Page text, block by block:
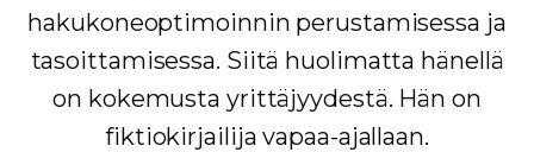
hakukoneoptimoinnin perustamisessa ja
tasoittamisessa. Siitä huolimatta hänellä
on kokemusta yrittäjyydestä. Hän on
fiktiokirjailija vapaa-ajallaan.